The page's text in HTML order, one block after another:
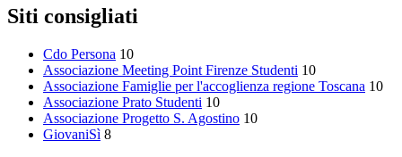
1
dicembre
Siti consigliati
Cdo Persona 10
Associazione Meeting Point Firenze Studenti 10
Associazione Famiglie per l'accoglienza regione Toscana 10
Associazione Prato Studenti 10
Associazione Progetto S. Agostino 10
GiovaniSì 8